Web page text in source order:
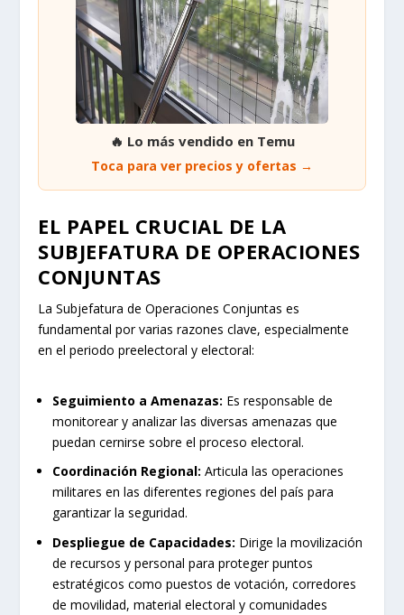
🔥 Lo más vendido en Temu
Toca para ver precios y ofertas →
EL PAPEL CRUCIAL DE LA
SUBJEFATURA DE OPERACIONES
CONJUNTAS
La Subjefatura de Operaciones Conjuntas es
fundamental por varias razones clave, especialmente
en el periodo preelectoral y electoral:
Seguimiento a Amenazas: Es responsable de
monitorear y analizar las diversas amenazas que
puedan cernirse sobre el proceso electoral.
Coordinación Regional: Articula las operaciones
militares en las diferentes regiones del país para
garantizar la seguridad.
Despliegue de Capacidades: Dirige la movilización
de recursos y personal para proteger puntos
estratégicos como puestos de votación, corredores
de movilidad, material electoral y comunidades